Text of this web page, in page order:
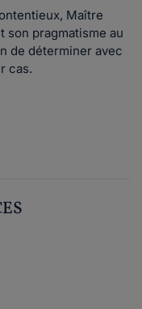
Maître
son pragmatisme au
de déterminer avec
cas.